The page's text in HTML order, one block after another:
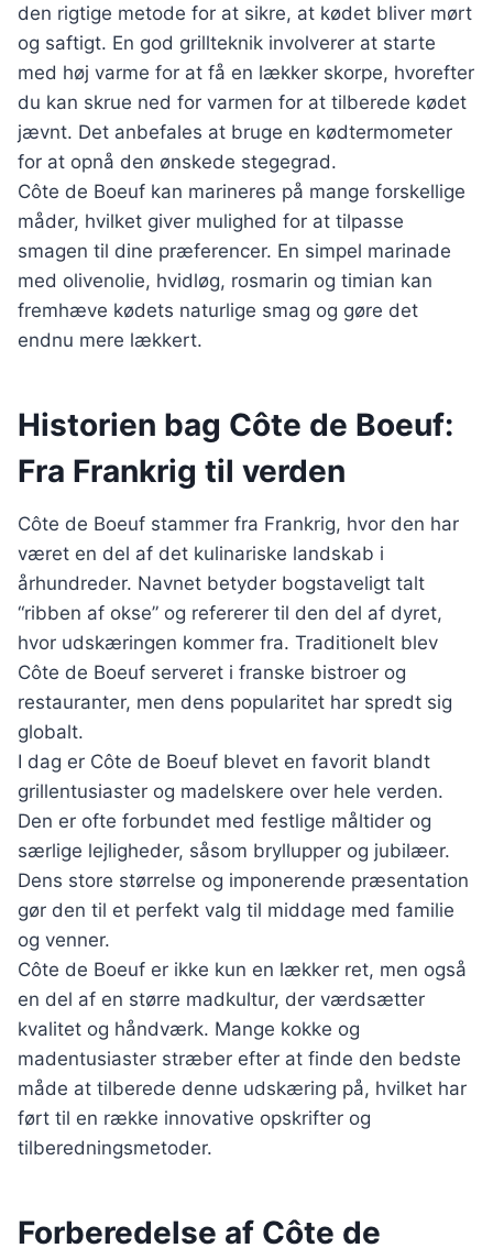
den rigtige metode for at sikre, at kødet bliver mørt
og saftigt. En god grillteknik involverer at starte
med høj varme for at få en lækker skorpe, hvorefter
du kan skrue ned for varmen for at tilberede kødet
jævnt. Det anbefales at bruge en kødtermometer
for at opnå den ønskede stegegrad.
Côte de Boeuf kan marineres på mange forskellige
måder, hvilket giver mulighed for at tilpasse
smagen til dine præferencer. En simpel marinade
med olivenolie, hvidløg, rosmarin og timian kan
fremhæve kødets naturlige smag og gøre det
endnu mere lækkert.
Historien bag Côte de Boeuf:
Fra Frankrig til verden
Côte de Boeuf stammer fra Frankrig, hvor den har
været en del af det kulinariske landskab i
århundreder. Navnet betyder bogstaveligt talt
“ribben af okse” og refererer til den del af dyret,
hvor udskæringen kommer fra. Traditionelt blev
Côte de Boeuf serveret i franske bistroer og
restauranter, men dens popularitet har spredt sig
globalt.
I dag er Côte de Boeuf blevet en favorit blandt
grillentusiaster og madelskere over hele verden.
Den er ofte forbundet med festlige måltider og
særlige lejligheder, såsom bryllupper og jubilæer.
Dens store størrelse og imponerende præsentation
gør den til et perfekt valg til middage med familie
og venner.
Côte de Boeuf er ikke kun en lækker ret, men også
en del af en større madkultur, der værdsætter
kvalitet og håndværk. Mange kokke og
madentusiaster stræber efter at finde den bedste
måde at tilberede denne udskæring på, hvilket har
ført til en række innovative opskrifter og
tilberedningsmetoder.
Forberedelse af Côte de